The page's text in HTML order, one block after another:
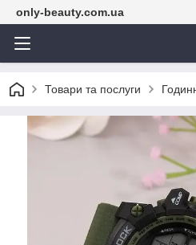
only-beauty.com.ua
Товари та послуги